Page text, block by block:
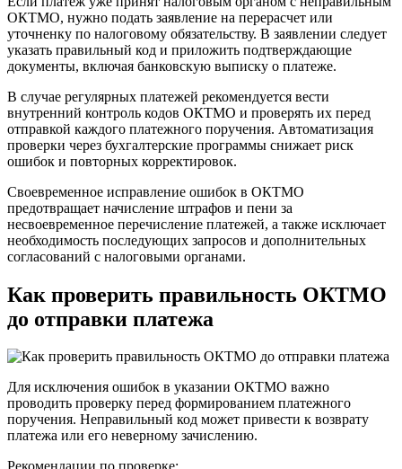
ОКТМО, нужно подать заявление на перерасчет или
уточненку по налоговому обязательству. В заявлении следует
указать правильный код и приложить подтверждающие
документы, включая банковскую выписку о платеже.
В случае регулярных платежей рекомендуется вести
внутренний контроль кодов ОКТМО и проверять их перед
отправкой каждого платежного поручения. Автоматизация
проверки через бухгалтерские программы снижает риск
ошибок и повторных корректировок.
Своевременное исправление ошибок в ОКТМО
предотвращает начисление штрафов и пени за
несвоевременное перечисление платежей, а также исключает
необходимость последующих запросов и дополнительных
согласований с налоговыми органами.
Как проверить правильность ОКТМО
до отправки платежа
Для исключения ошибок в указании ОКТМО важно
проводить проверку перед формированием платежного
поручения. Неправильный код может привести к возврату
платежа или его неверному зачислению.